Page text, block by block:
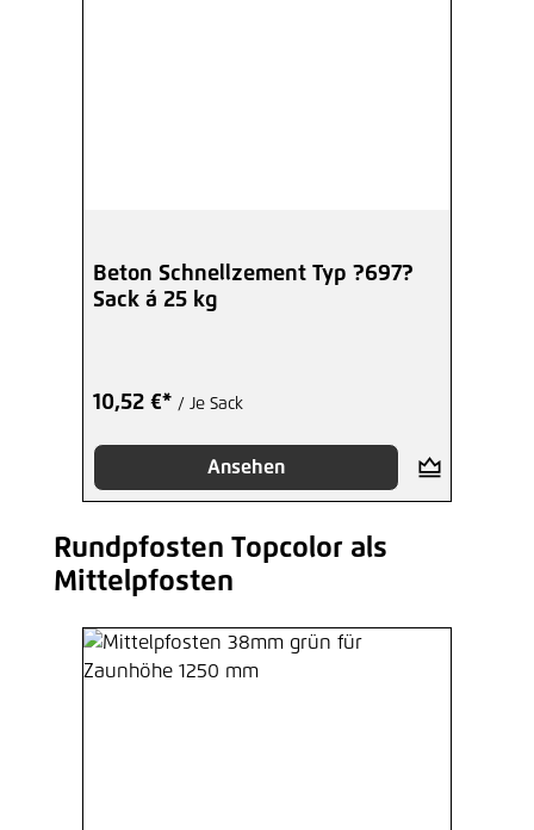
Beton Schnellzement Typ ?697?
Sack á 25 kg
10,52 €* / Je Sack
Ansehen
Produktgalerie überspringen
Rundpfosten Topcolor als
Mittelpfosten